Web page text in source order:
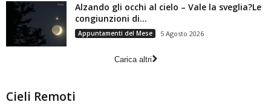
Alzando gli occhi al cielo – Vale la sveglia?Le
congiunzioni di...
Appuntamenti del Mese 5 Agosto 2026
Carica altri
Cieli Remoti